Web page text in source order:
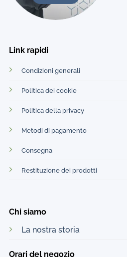
Link rapidi
Condizioni generali
Politica dei cookie
Politica della privacy
Metodi di pagamento
Consegna
Restituzione dei prodotti
Chi siamo
La nostra storia
Orari del negozio